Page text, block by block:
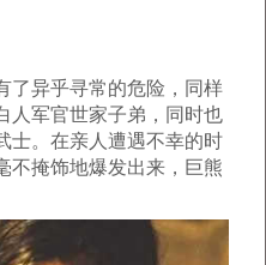
了异乎寻常的危险，同样
人军官世家子弟，同时也
士。在亲人遭遇不幸的时
不掩饰地爆发出来，巨熊